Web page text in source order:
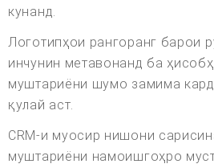
кунанд.
Логотипҳои рангоранг барои
инчунин метавонанд ба
муштариёни шумо замима
қулай аст.
CRM-и муосир нишони
муштариёни намоишгоҳро